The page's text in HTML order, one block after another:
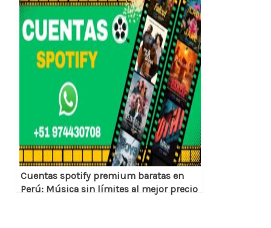
Cuentas spotify premium baratas en
Perú: Música sin límites al mejor precio